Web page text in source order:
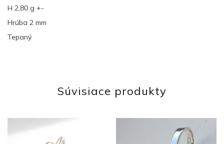
H 2,80 g +-
Hrúba 2 mm
Tepaný
Súvisiace produkty